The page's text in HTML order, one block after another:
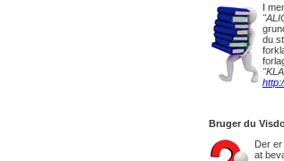
I
du
Bruger du
Der
at